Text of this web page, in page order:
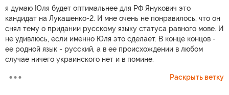
я думаю Юля будет оптимальнее для РФ Янукович это
кандидат на Лукашенко-2. И мне очень не понравилось, что он
снял тему о придании русскому языку статуса равного мове. И
не удивлюсь, если именно Юля это сделает. В конце концов -
ее родной язык - русский, а в ее происхождении в любом
случае ничего украинского нет и в помине.
Раскрыть ветку